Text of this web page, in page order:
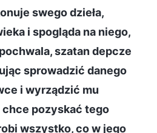
swego dzieła,
i spogląda na niego,
szatan depcze
sprowadzić danego
i wyrządzić mu
pozyskać tego
wszystko, co w jego